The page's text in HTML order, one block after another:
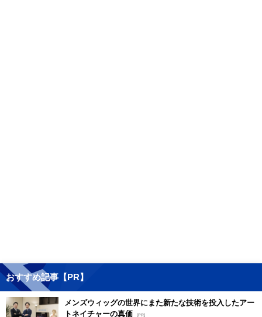
おすすめ記事【PR】
メンズウィッグの世界にまた新たな技術を投入したアー
トネイチャーの真価 [PR]